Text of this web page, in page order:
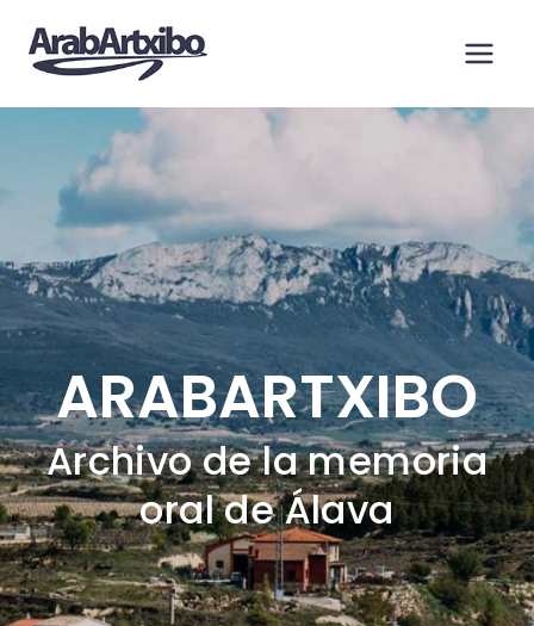
contenido
ARABARTXIBO
Archivo de la memoria
oral de Álava